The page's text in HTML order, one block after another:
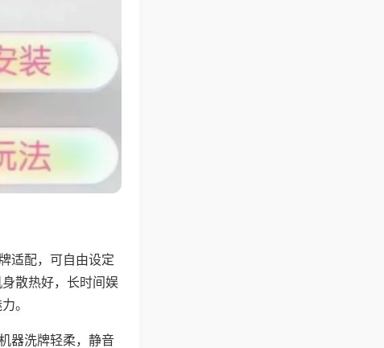
适配，可自由设定
散热好，长时间娱
。
器洗牌轻柔，静音